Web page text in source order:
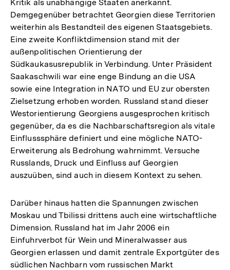
Kritik als unabhängige Staaten anerkannt.
Demgegenüber betrachtet Georgien diese Territorien
weiterhin als Bestandteil des eigenen Staatsgebiets.
Eine zweite Konfliktdimension stand mit der
außenpolitischen Orientierung der
Südkaukasusrepublik in Verbindung. Unter Präsident
Saakaschwili war eine enge Bindung an die USA
sowie eine Integration in NATO und EU zur obersten
Zielsetzung erhoben worden. Russland stand dieser
Westorientierung Georgiens ausgesprochen kritisch
gegenüber, da es die Nachbarschaftsregion als vitale
Einflusssphäre definiert und eine mögliche NATO-
Erweiterung als Bedrohung wahrnimmt. Versuche
Russlands, Druck und Einfluss auf Georgien
auszuüben, sind auch in diesem Kontext zu sehen.
Darüber hinaus hatten die Spannungen zwischen
Moskau und Tbilissi drittens auch eine wirtschaftliche
Dimension. Russland hat im Jahr 2006 ein
Einfuhrverbot für Wein und Mineralwasser aus
Georgien erlassen und damit zentrale Exportgüter des
südlichen Nachbarn vom russischen Markt